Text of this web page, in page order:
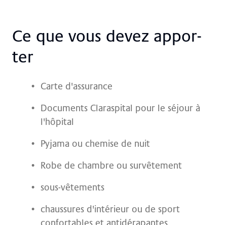
Ce que vous de­vez ap­por­
ter
Carte d'assurance
Documents Claraspital pour le séjour à
l'hôpital
Pyjama ou chemise de nuit
Robe de chambre ou survêtement
sous-vêtements
chaussures d'intérieur ou de sport